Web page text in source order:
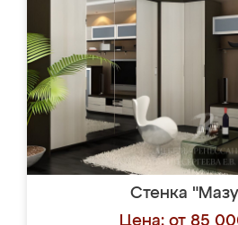
Стенка
Цена: от 85